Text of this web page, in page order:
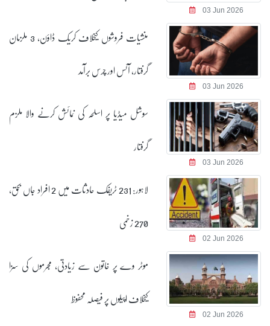
03 Jun 2026
03 Jun 2026
منشیات فروشوں کیخلاف کریک ڈاؤن، 3 ملزمان
گرفتار، آئس اور چرس برآمد
03 Jun 2026
سوشل میڈیا پر اسلحہ کی نمائش کرنے والا ملزم
گرفتار
02 Jun 2026
لاہور: 231 ٹریفک حادثات میں 2 افراد جاں بحق،
270 زخمی
02 Jun 2026
موٹر وے پر خاتون سے زیادتی، مجرموں کی سزا
کیخلاف اپیلوں پر فیصلہ محفوظ